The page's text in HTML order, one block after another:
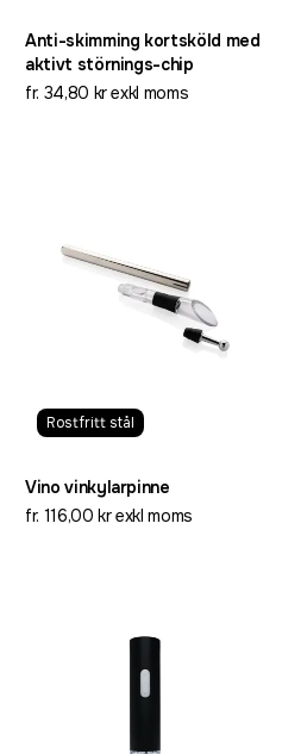
Anti-skimming kortsköld med
aktivt störnings-chip
fr. 34,80 kr exkl moms
Rostfritt stål
Vino vinkylarpinne
fr. 116,00 kr exkl moms